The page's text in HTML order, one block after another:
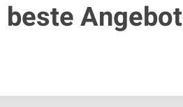
beste Angebot